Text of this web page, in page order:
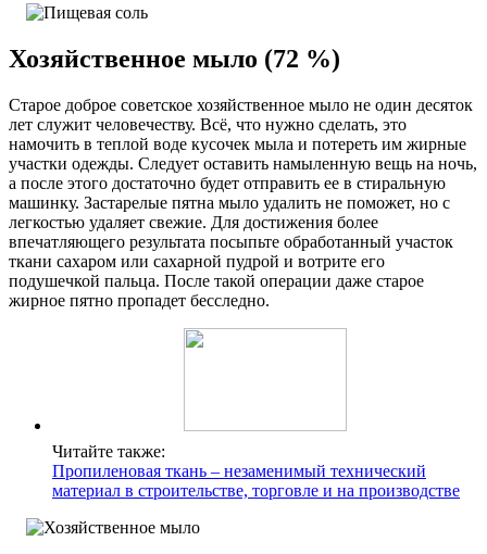
Хозяйственное мыло (72 %)
Старое доброе советское хозяйственное мыло не один десяток
лет служит человечеству. Всё, что нужно сделать, это
намочить в теплой воде кусочек мыла и потереть им жирные
участки одежды. Следует оставить намыленную вещь на ночь,
а после этого достаточно будет отправить ее в стиральную
машинку. Застарелые пятна мыло удалить не поможет, но с
легкостью удаляет свежие. Для достижения более
впечатляющего результата посыпьте обработанный участок
ткани сахаром или сахарной пудрой и вотрите его
подушечкой пальца. После такой операции даже старое
жирное пятно пропадет бесследно.
Читайте также:
Пропиленовая ткань – незаменимый технический
материал в строительстве, торговле и на производстве